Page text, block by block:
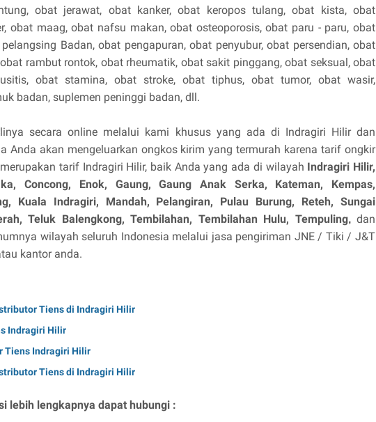
obat jerawat, obat kanker, obat keropos tulang, obat kista, obat
obat maag, obat nafsu makan, obat osteoporosis, obat paru - paru, obat
Badan, obat pengapuran, obat penyubur, obat persendian, obat
rambut rontok, obat rheumatik, obat sakit pinggang, obat seksual, obat
obat stamina, obat stroke, obat tiphus, obat tumor, obat wasir,
badan, suplemen peninggi badan, dll.
secara online melalui kami khusus yang ada di Indragiri Hilir dan
Anda akan mengeluarkan ongkos kirim yang termurah karena tarif ongkir
tarif Indragiri Hilir, baik Anda yang ada di wilayah Indragiri Hilir,
Concong, Enok, Gaung, Gaung Anak Serka, Kateman, Kempas,
Kuala Indragiri, Mandah, Pelangiran, Pulau Burung, Reteh, Sungai
Teluk Balengkong, Tembilahan, Tembilahan Hulu, Tempuling,dan
wilayah seluruh Indonesia melalui jasa pengiriman JNE / Tiki / J&T
kantor anda.
Tiens di Indragiri Hilir
Indragiri Hilir
Tiens Indragiri Hilir
Tiens di Indragiri Hilir
lebih lengkapnya dapat hubungi :